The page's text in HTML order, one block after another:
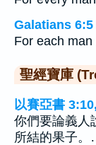
Galatians
For each
聖經寶庫
以賽亞書
你們要論義人
所結的果子